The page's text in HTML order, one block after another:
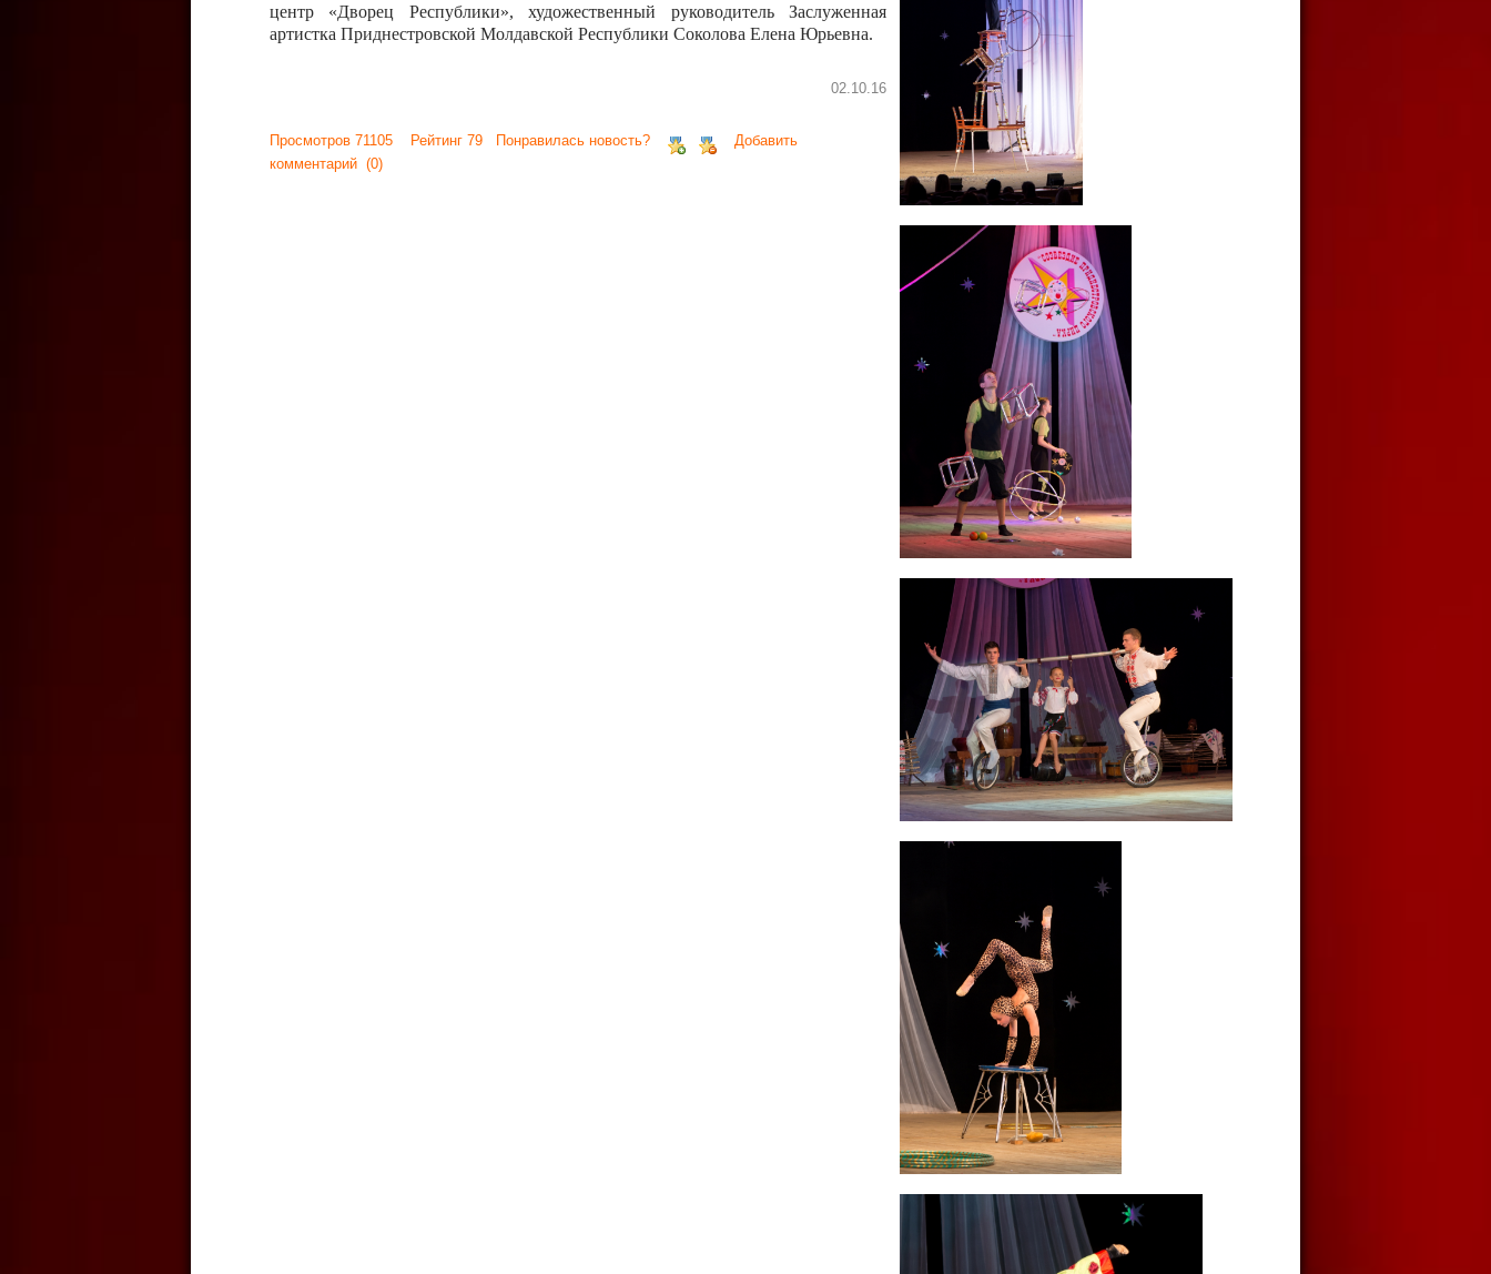
центр «Дворец Республики», художественный руководитель Заслуженная
артистка Приднестровской Молдавской Республики Соколова Елена Юрьевна.
02.10.16
Просмотров 71105 Рейтинг 79 Понравилась новость?
Добавить
комментарий (0)